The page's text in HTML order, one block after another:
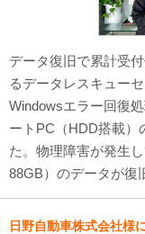
データ復旧で累計受
るデータレスキュー
Windowsエラー回復
ートPC（HDD搭載）
た。物理障害が発生
88GB）のデータが復
日野自動車株式会社様
データ復旧
プライバシ
特定商取引
会社案内・